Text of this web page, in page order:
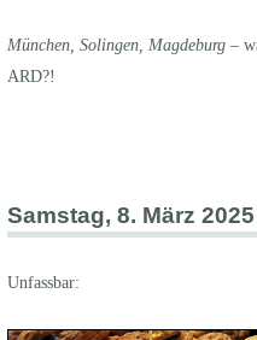
München, Solingen, Magdeburg –
ARD?!
Samstag, 8. März 2025
Unfassbar: